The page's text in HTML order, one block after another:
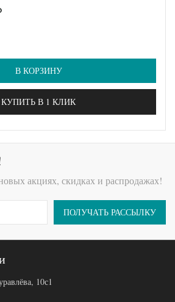
В КОРЗИНУ
КУПИТЬ В 1 КЛИК
акциях, скидках и распродажах!
ПОЛУЧАТЬ РАССЫЛКУ
10с1